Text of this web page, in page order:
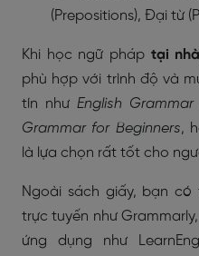
(Prepositions), Đại từ
Khi học ngữ pháp tại nhà
phù hợp với trình độ và
tín nhưEnglish
Grammar for Beginners,
là lựa chọn rất tốt cho
Ngoài sách giấy, bạn
trực tuyến như
ứng dụng như